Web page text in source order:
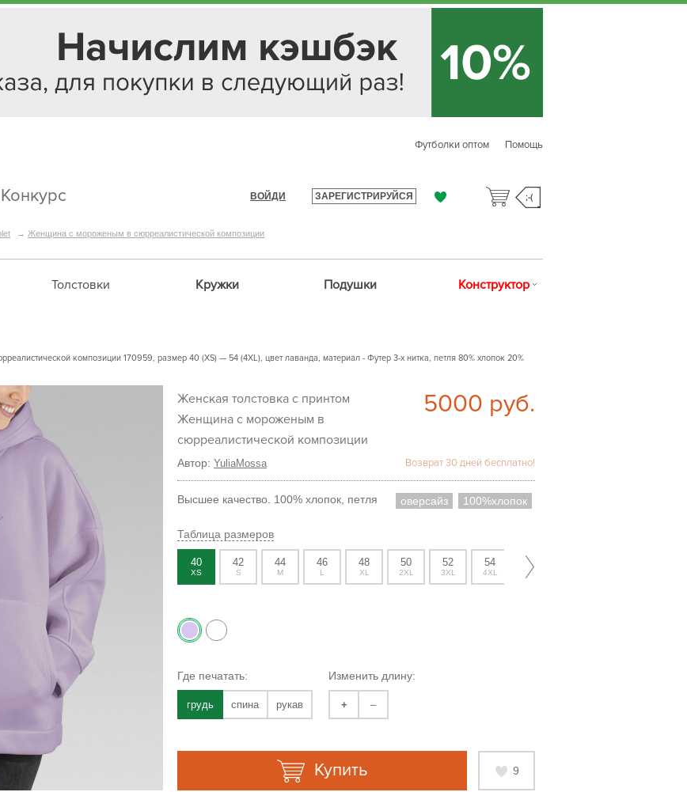
Помощь
Футболки оптом
Конкурс ВОЙДИ ЗАРЕГИСТРИРУЙСЯ ;-(
→ Женщина с мороженым в сюрреалистической композиции
Толстовки Кружки Подушки Конструктор
композиции 170959, размер 40 (XS) — 54 (4XL), цвет лаванда, материал - Футер 3-х нитка, петля 80% хлопок 20%
Женская толстовка с принтом
Женщина с мороженым в
сюрреалистической композиции
5000 руб.
Автор: YuliaMossa Возврат 30 дней бесплатно!
Высшее качество. 100% хлопок, петля оверсайз 100%хлопок
Таблица размеров
40
XS
42
S
44
M
46
L
48
XL
50
2XL
52
3XL
54
4XL
Где печатать:
грудь спина рукав
Изменить длину:
+ –
9
Купить